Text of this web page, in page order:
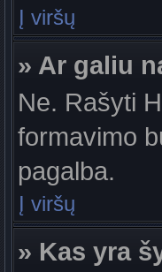
Į viršų
» Ar galiu
Ne. Rašyti
formavimo
pagalba.
Į viršų
» Kas yra